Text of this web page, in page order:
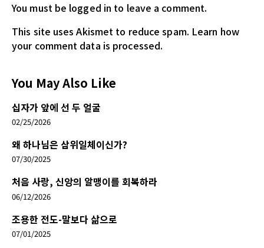
You must be logged in to leave a comment.
This site uses Akismet to reduce spam. Learn how
your comment data is processed.
You May Also Like
십자가 앞에 선 두 얼굴
02/25/2026
왜 하나님은 삼위일체이신가?
07/30/2025
처음 사랑, 신앙의 알맹이를 회복하라
06/12/2026
조용한 전도-말보다 삶으로
07/01/2025